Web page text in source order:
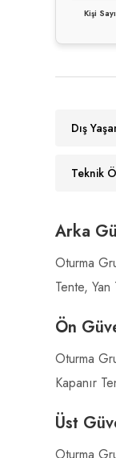
Kişi
Dış
Teknik
Arka
Oturma
Tente, Yan
Ön
Oturma
Kapanır
Üst